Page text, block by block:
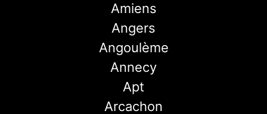
Amiens
Angers
Angoulème
Annecy
Apt
Arcachon